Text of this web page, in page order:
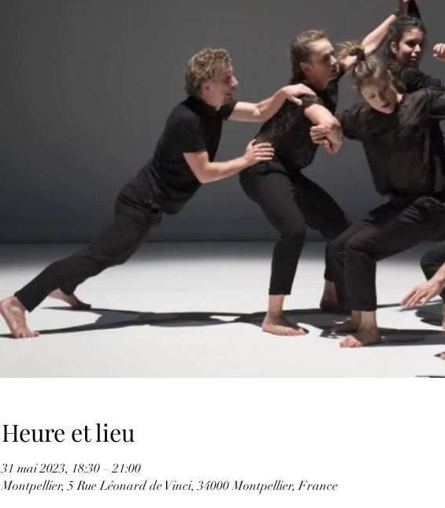
Heure et lieu
31 mai 2023, 18:30 – 21:00
Montpellier, 5 Rue Léonard de Vinci, 34000 Montpellier, France